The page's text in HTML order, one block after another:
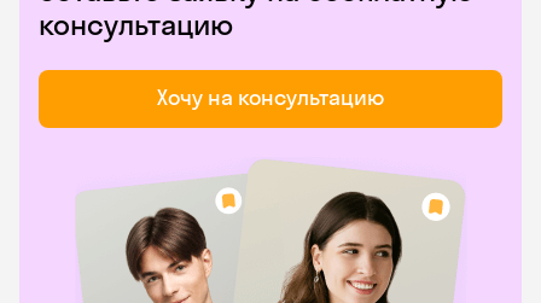
консультацию
Хочу на консультацию